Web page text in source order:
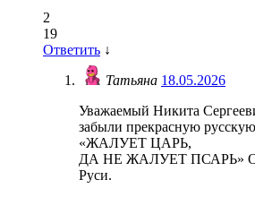
2
19
Ответить ↓
Татьяна 18.05.2026
Уважаемый Никита
забыли прекрасную
«ЖАЛУЕТ ЦАРЬ,
ДА НЕ ЖАЛУЕТ ПСАРЬ»
Руси.